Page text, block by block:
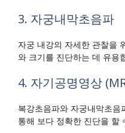
3. 자궁내막초음파
자궁 내강의 자세한 관찰을
와 크기를 진단하는 데 유용
4. 자기공명영상
복강초음파와 자궁내막초
통해 보다 정확한 진단을 할